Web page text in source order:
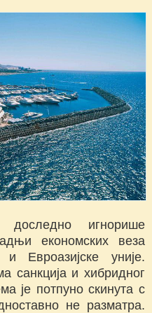
доследно игнорише
економских веза
Евроазијске уније.
санкција и хибридног
је потпуно скинута с
не разматра.